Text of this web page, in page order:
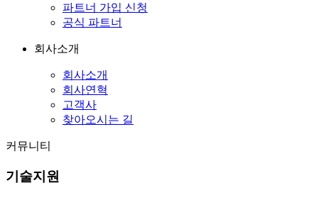
파트너 가입 신청
공식 파트너
회사소개
회사소개
회사연혁
고객사
찾아오시는 길
커뮤니티
기술지원